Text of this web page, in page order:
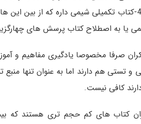
شیمی، 3-کتاب فیل شیمی و 4-کتاب تکمیلی شیمی داره که از
یا به اصطلاح کتاب پرسش های
صرفا مخصوصا یادگیری مفاهیم و
تستی هم دارند اما به عنوان تنها
کافی نیست.
کتاب های کم حجم تری هستند که